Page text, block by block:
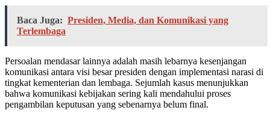
Baca Juga: Presiden, Media, dan Komunikasi yang
Terlembaga
Persoalan mendasar lainnya adalah masih lebarnya kesenjangan
komunikasi antara visi besar presiden dengan implementasi narasi di
tingkat kementerian dan lembaga. Sejumlah kasus menunjukkan
bahwa komunikasi kebijakan sering kali mendahului proses
pengambilan keputusan yang sebenarnya belum final.